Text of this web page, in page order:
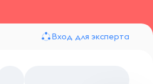
Вход для эксперта